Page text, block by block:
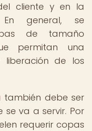
cliente y en la
general, se
de tamaño
permitan una
liberación de los
debe ser
va a servir. Por
requerir copas